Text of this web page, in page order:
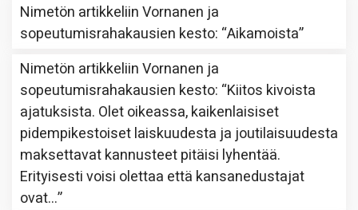
Nimetön artikkeliinVornanen ja
sopeutumisrahakausien kesto: “Aikamoista”
Nimetön artikkeliinVornanen ja
sopeutumisrahakausien kesto: “Kiitos kivoista
ajatuksista. Olet oikeassa, kaikenlaisiset
pidempikestoiset laiskuudesta ja joutilaisuudesta
maksettavat kannusteet pitäisi lyhentää.
Erityisesti voisi olettaa että kansanedustajat
ovat…”